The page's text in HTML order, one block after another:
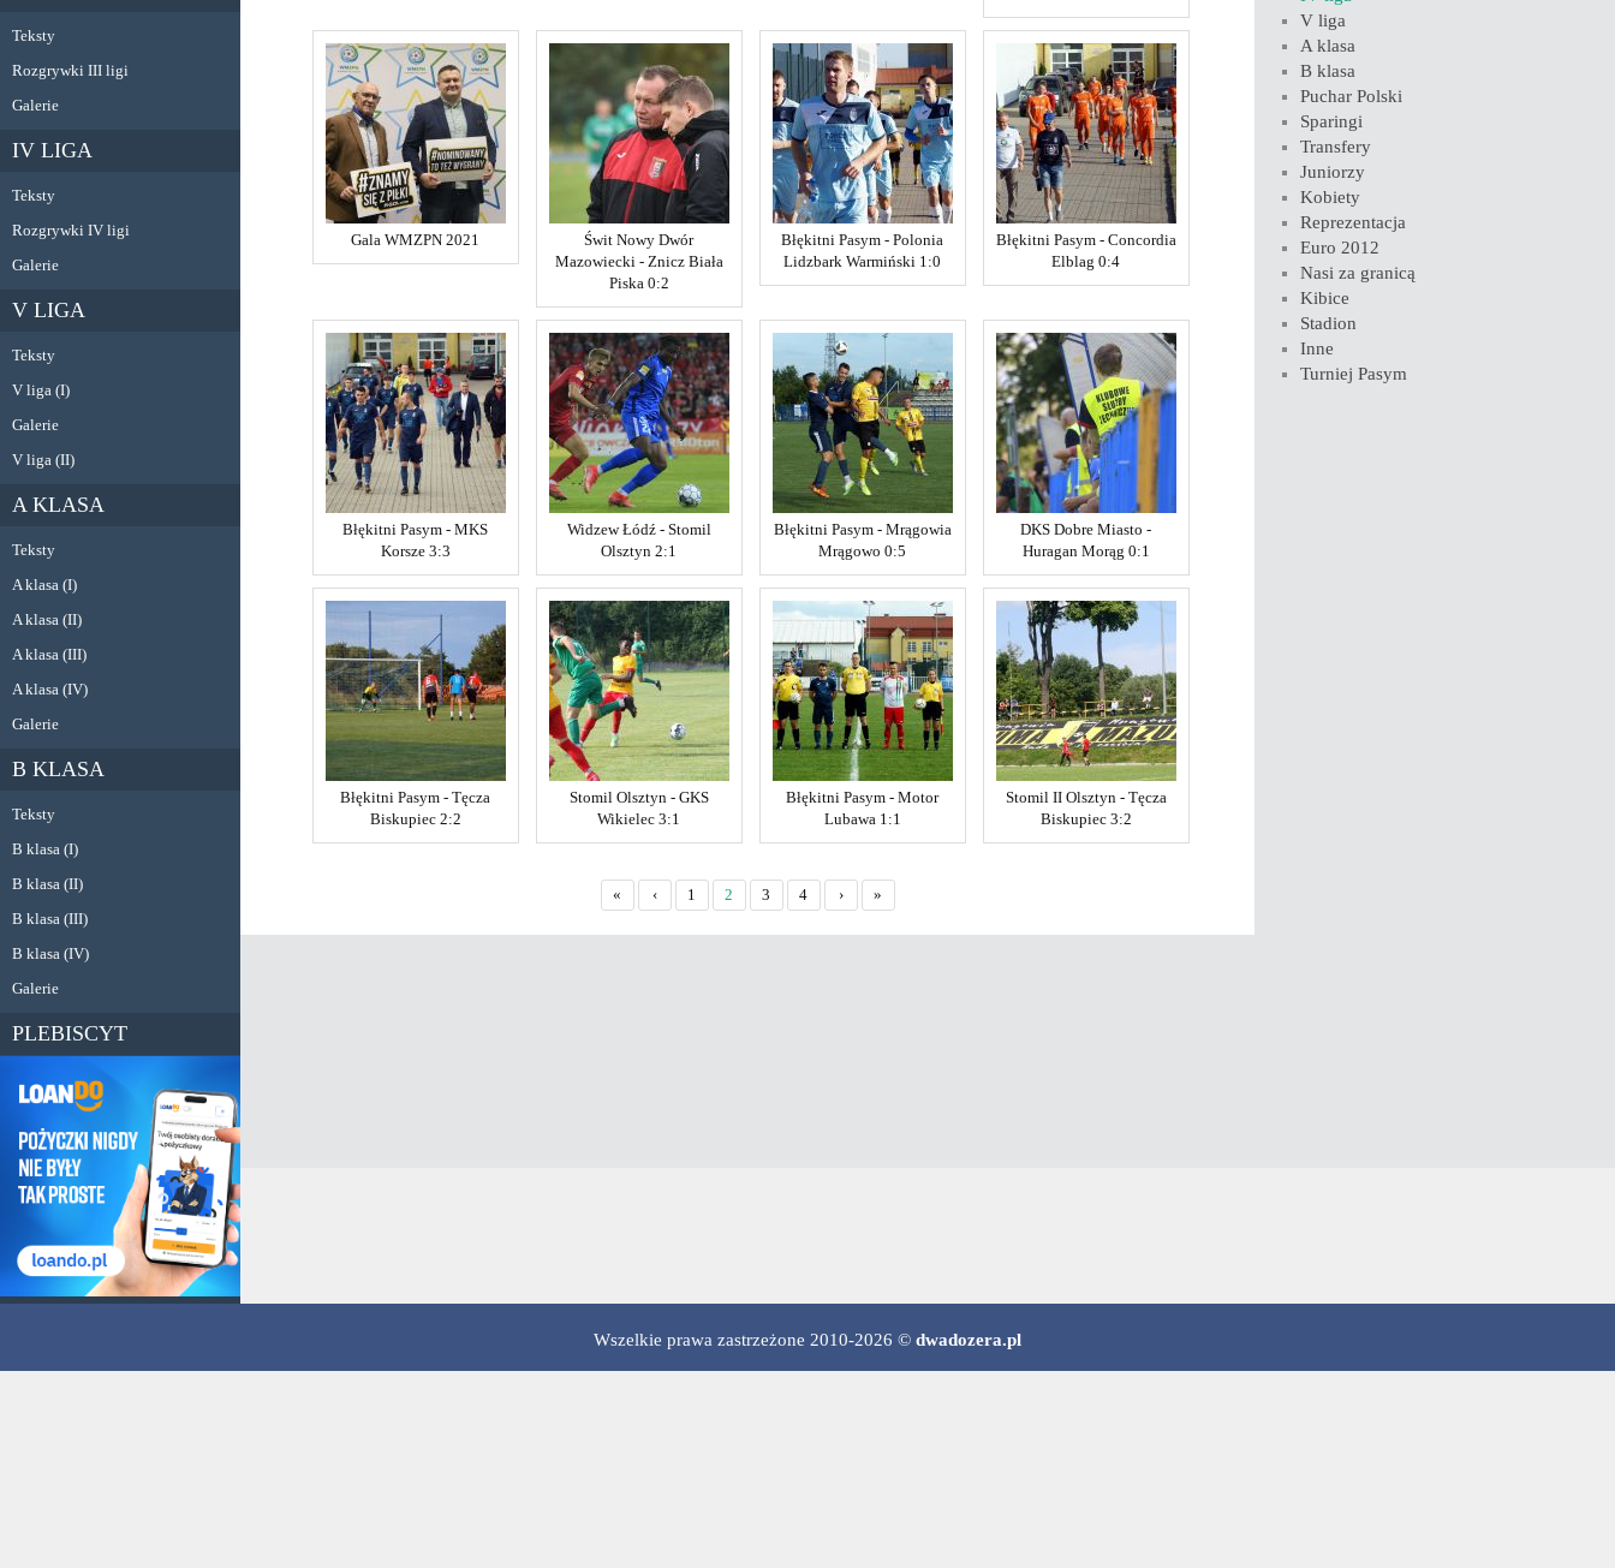
Teksty
Rozgrywki III ligi
Galerie
IV LIGA
Teksty
Rozgrywki IV ligi
Galerie
V LIGA
Teksty
V liga (I)
Galerie
V liga (II)
A KLASA
Teksty
A klasa (I)
A klasa (II)
A klasa (III)
A klasa (IV)
Galerie
B KLASA
Teksty
B klasa (I)
B klasa (II)
B klasa (III)
B klasa (IV)
Galerie
PLEBISCYT
Gala WMZPN 2021
Świt Nowy Dwór
Mazowiecki - Znicz Biała
Piska 0:2
Błękitni Pasym - Polonia
Lidzbark Warmiński 1:0
Błękitni Pasym - Concordia
Elblag 0:4
Błękitni Pasym - MKS
Korsze 3:3
Widzew Łódź - Stomil
Olsztyn 2:1
Błękitni Pasym - Mrągowia
Mrągowo 0:5
DKS Dobre Miasto -
Huragan Morąg 0:1
Błękitni Pasym - Tęcza
Biskupiec 2:2
Stomil Olsztyn - GKS
Wikielec 3:1
Błękitni Pasym - Motor
Lubawa 1:1
Stomil II Olsztyn - Tęcza
Biskupiec 3:2
« ‹ 1 2 3 4 › »
V liga
A klasa
B klasa
Puchar Polski
Sparingi
Transfery
Juniorzy
Kobiety
Reprezentacja
Euro 2012
Nasi za granicą
Kibice
Stadion
Inne
Turniej Pasym
Wszelkie prawa zastrzeżone 2010-2026 © dwadozera.pl